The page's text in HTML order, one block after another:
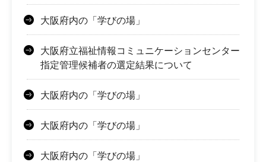
大阪府内の「学びの場」
大阪府立福祉情報コミュニケーションセンター
指定管理候補者の選定結果について
大阪府内の「学びの場」
大阪府内の「学びの場」
大阪府内の「学びの場」